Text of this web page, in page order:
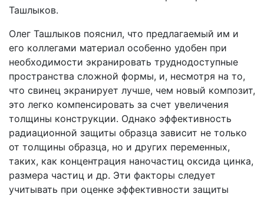
Ташлыков.
Олег Ташлыков пояснил, что предлагаемый им и
его коллегами материал особенно удобен при
необходимости экранировать труднодоступные
пространства сложной формы, и, несмотря на то,
что свинец экранирует лучше, чем новый композит,
это легко компенсировать за счет увеличения
толщины конструкции. Однако эффективность
радиационной защиты образца зависит не только
от толщины образца, но и других переменных,
таких, как концентрация наночастиц оксида цинка,
размера частиц и др. Эти факторы следует
учитывать при оценке эффективности защиты